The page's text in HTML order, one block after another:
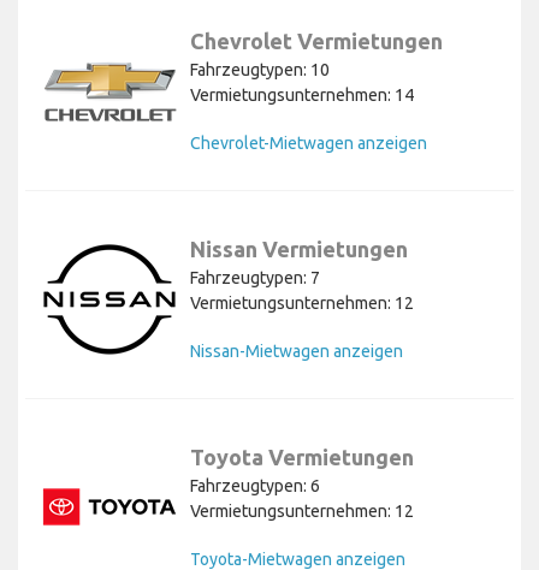
Chevrolet Vermietungen
Fahrzeugtypen: 10
Vermietungsunternehmen: 14
Chevrolet-Mietwagen anzeigen
Nissan Vermietungen
Fahrzeugtypen: 7
Vermietungsunternehmen: 12
Nissan-Mietwagen anzeigen
Toyota Vermietungen
Fahrzeugtypen: 6
Vermietungsunternehmen: 12
Toyota-Mietwagen anzeigen